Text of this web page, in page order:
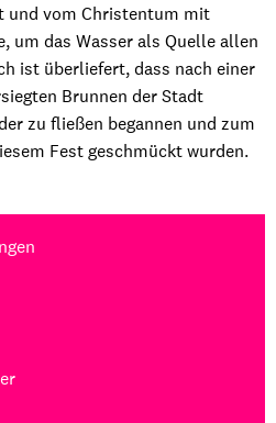
und vom Christentum mit
um das Wasser als Quelle allen
ist überliefert, dass nach einer
Brunnen der Stadt
zu fließen begannen und zum
Fest geschmückt wurden.